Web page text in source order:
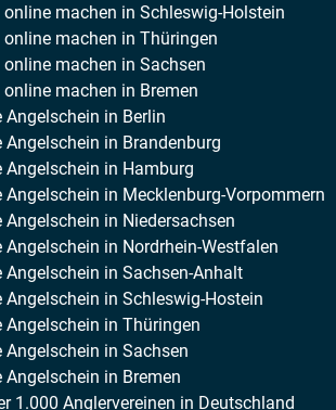
machen in Schleswig-Holstein
machen in Thüringen
machen in Sachsen
machen in Bremen
Angelschein in Berlin
Angelschein in Brandenburg
Angelschein in Hamburg
Angelschein in Mecklenburg-Vorpommern
Angelschein in Niedersachsen
Angelschein in Nordrhein-Westfalen
Angelschein in Sachsen-Anhalt
Angelschein in Schleswig-Hostein
Angelschein in Thüringen
Angelschein in Sachsen
Angelschein in Bremen
1.000 Anglervereinen in Deutschland